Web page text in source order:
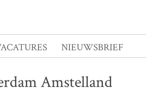
NIEUWSBRIEF
Amstelland